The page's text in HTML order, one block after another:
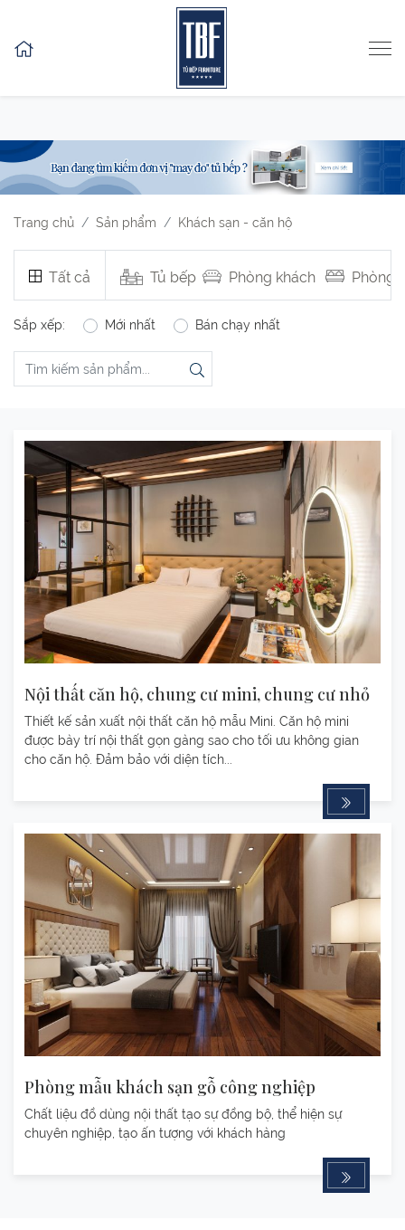
Skip to content
Trang chủ Sản phẩm Khách sạn - căn hộ
Tất cả Tủ bếp Phòng khách Phòng
Sắp xếp: Mới nhất Bán chạy nhất
Nội thất căn hộ, chung cư mini, chung cư nhỏ
Thiết kế sản xuất nội thất căn hộ mẫu Mini. Căn hộ mini
được bày trí nội thất gọn gàng sao cho tối ưu không gian
cho căn hộ. Đảm bảo với diện tích...
Phòng mẫu khách sạn gỗ công nghiệp
Chất liệu đồ dùng nội thất tạo sự đồng bộ, thể hiện sự
chuyên nghiệp, tạo ấn tượng với khách hàng